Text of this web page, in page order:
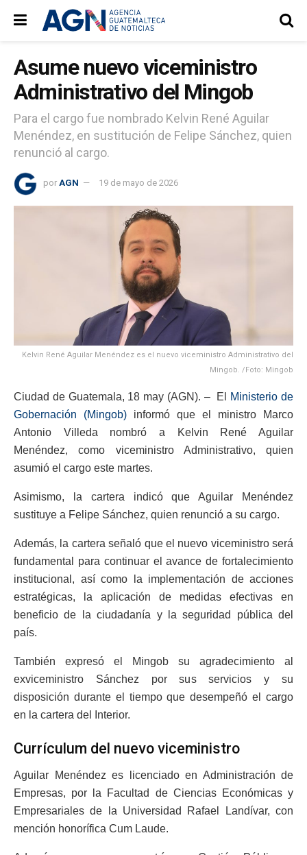
Asume nuevo viceministro
Administrativo del Mingob
Para el cargo fue nombrado Kelvin René Aguilar
Menéndez, en sustitución de Felipe Sánchez, quien
renunció al cargo.
por AGN 19 de mayo de 2026
Kelvin René Aguilar Menéndez es el nuevo viceministro Administrativo del
Mingob. /Foto: Mingob
Ciudad de Guatemala, 18 may (AGN). – El
Ministerio de
Gobernación (Mingob) informó que el ministro Marco
Antonio Villeda nombró a Kelvin René Aguilar
Menéndez, como viceministro Administrativo, quien
asumió el cargo este martes.
Asimismo, la cartera indicó que Aguilar Menéndez
sustituye a Felipe Sánchez, quien renunció a su cargo.
Además, la cartera señaló que el nuevo viceministro será
fundamental para continuar el avance de fortalecimiento
institucional, así como la implementación de acciones
estratégicas, la aplicación de medidas efectivas en
beneficio de la ciudadanía y la seguridad pública del
país.
También expresó el Mingob su agradecimiento al
exviceministro Sánchez por sus servicios y su
disposición durante el tiempo que desempeñó el cargo
en la cartera del Interior.
Currículum del nuevo viceministro
Aguilar Menéndez es licenciado en Administración de
Empresas, por la Facultad de Ciencias Económicas y
Empresariales de la Universidad Rafael Landívar, con
mención honorífica Cum Laude.